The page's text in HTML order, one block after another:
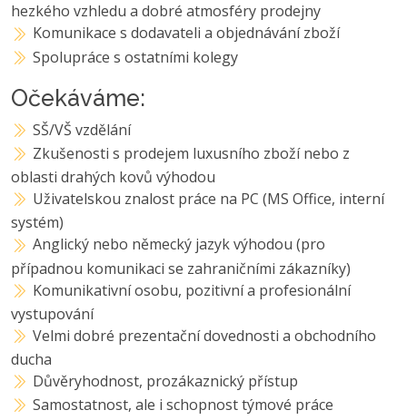
hezkého vzhledu a dobré atmosféry prodejny
Komunikace s dodavateli a objednávání zboží
Spolupráce s ostatními kolegy
Očekáváme:
SŠ/VŠ vzdělání
Zkušenosti s prodejem luxusního zboží nebo z
oblasti drahých kovů výhodou
Uživatelskou znalost práce na PC (MS Office, interní
systém)
Anglický nebo německý jazyk výhodou (pro
případnou komunikaci se zahraničními zákazníky)
Komunikativní osobu, pozitivní a profesionální
vystupování
Velmi dobré prezentační dovednosti a obchodního
ducha
Důvěryhodnost, prozákaznický přístup
Samostatnost, ale i schopnost týmové práce